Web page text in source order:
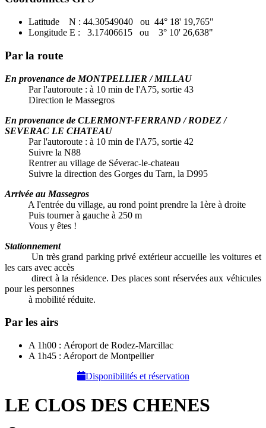
Latitude N : 44.30549040 ou 44° 18' 19,765"
Longitude E : 3.17406615 ou 3° 10' 26,638"
​Par la route
En provenance de MONTPELLIER / MILLAU
Par l'autoroute : à 10 min de l'A75, sortie 43
Direction le Massegros​
En provenance de CLERMONT-FERRAND / RODEZ /
SEVERAC LE CHATEAU
Par l'autoroute : à 10 min de l'A75, sortie 42
Suivre la N88
Rentrer au village de Séverac-le-chateau
Suivre la direction des Gorges du Tarn, la D995
Arrivée au Massegros
A l'entrée du village, au rond point prendre la 1ère à droite
Puis tourner à gauche à 250 m
Vous y êtes !
Stationnement
Un très grand parking privé extérieur accueille les voitures et
les cars avec accès
direct à la résidence. Des places sont réservées aux véhicules
pour les personnes
à mobilité réduite.
Par les airs
A 1h00 : Aéroport de Rodez-Marcillac
A 1h45 : Aéroport de Montpellier
Disponibilités et réservation
LE CLOS DES CHENES